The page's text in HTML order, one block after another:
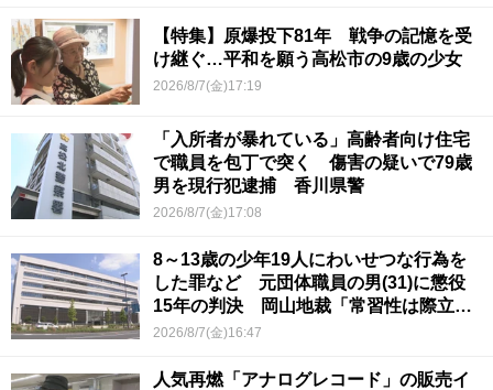
【特集】原爆投下81年 戦争の記憶を受
け継ぐ…平和を願う高松市の9歳の少女
2026/8/7(金)17:19
「入所者が暴れている」高齢者向け住宅
で職員を包丁で突く 傷害の疑いで79歳
男を現行犯逮捕 香川県警
2026/8/7(金)17:08
8～13歳の少年19人にわいせつな行為を
した罪など 元団体職員の男(31)に懲役
15年の判決 岡山地裁「常習性は際立っ
ていて被害結果も非常に重い」
2026/8/7(金)16:47
人気再燃「アナログレコード」の販売イ